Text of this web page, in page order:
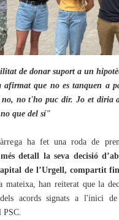
de donar suport a un
afirmat que no es tanquen a
no, no t'ho puc dir. Jo et diria
no que del sí"
ha fet una roda de
detall la seva decisió
de l’Urgell, compartit
mateixa, han reiterat que la
dels acords signats a l'inici
PSC.